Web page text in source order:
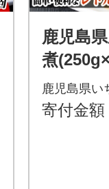
鹿児島
煮
温でお
角煮を
鹿児島県い
寄付金額